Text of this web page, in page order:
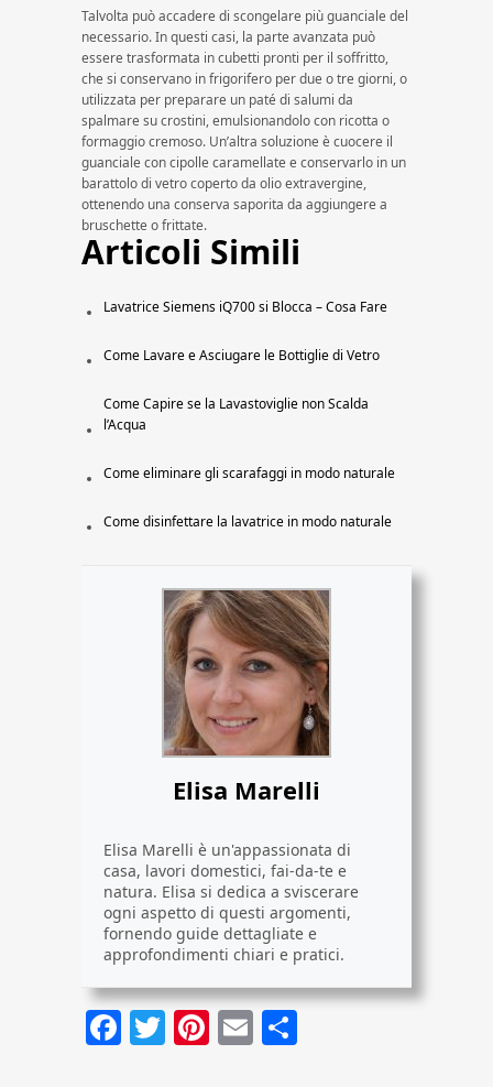
Talvolta può accadere di scongelare più guanciale del
necessario. In questi casi, la parte avanzata può
essere trasformata in cubetti pronti per il soffritto,
che si conservano in frigorifero per due o tre giorni, o
utilizzata per preparare un paté di salumi da
spalmare su crostini, emulsionandolo con ricotta o
formaggio cremoso. Un’altra soluzione è cuocere il
guanciale con cipolle caramellate e conservarlo in un
barattolo di vetro coperto da olio extravergine,
ottenendo una conserva saporita da aggiungere a
bruschette o frittate.
Articoli Simili
Lavatrice Siemens iQ700 si Blocca – Cosa Fare
Come Lavare e Asciugare le Bottiglie di Vetro
Come Capire se la Lavastoviglie non Scalda
l’Acqua
Come eliminare gli scarafaggi in modo naturale
Come disinfettare la lavatrice in modo naturale
Elisa Marelli
Elisa Marelli è un'appassionata di
casa, lavori domestici, fai-da-te e
natura. Elisa si dedica a sviscerare
ogni aspetto di questi argomenti,
fornendo guide dettagliate e
approfondimenti chiari e pratici.
Facebook
TwitterPinterest
Email